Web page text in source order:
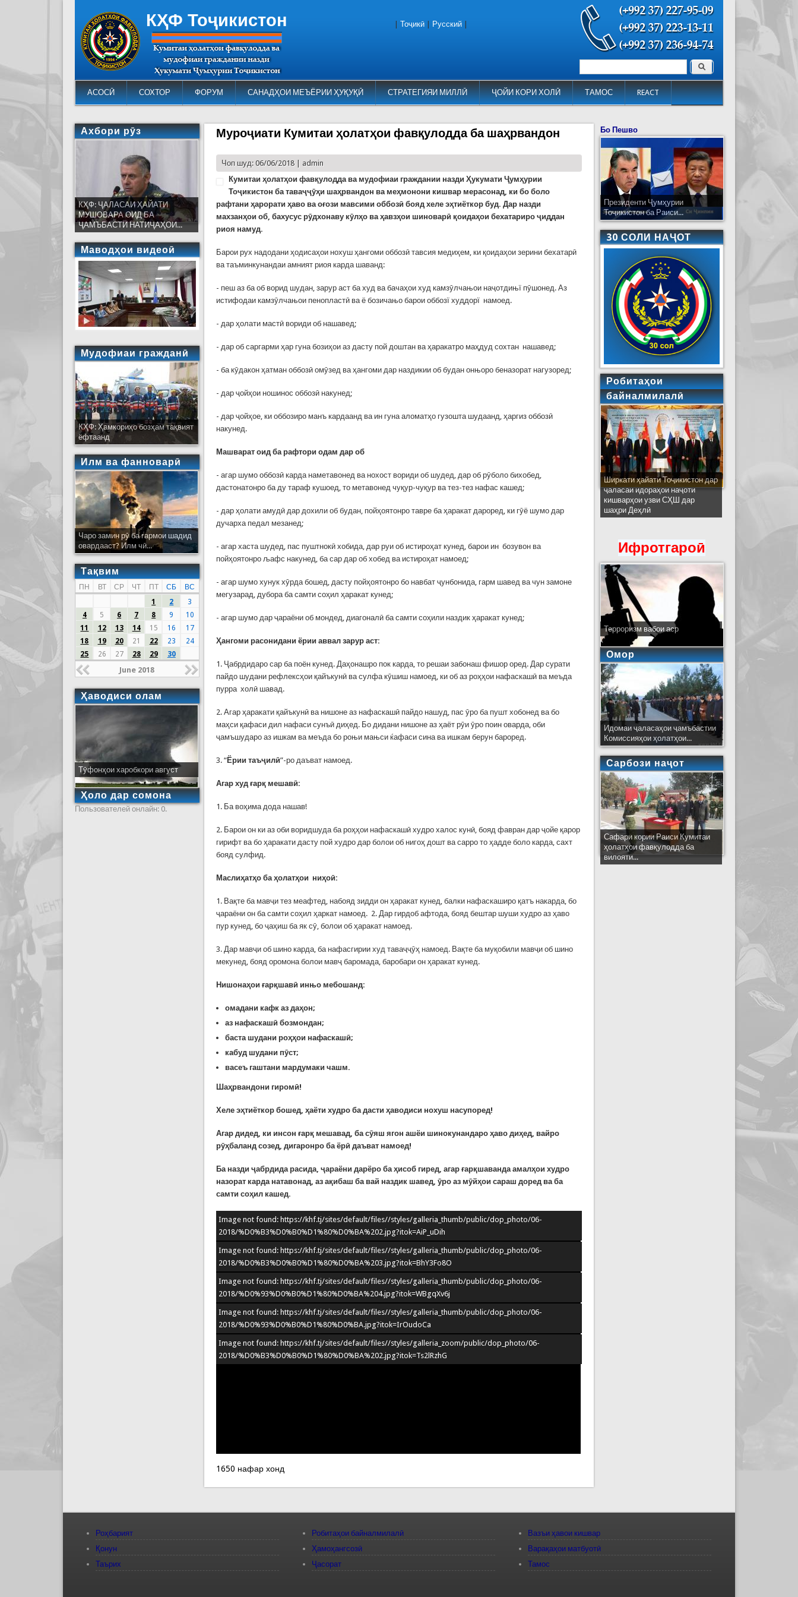
КҲФ Тоҷикистон
АСОСӢ СОХТОР ФОРУМ САНАДҲОИ МЕЪЁРИИ ҲУҚУҚӢ СТРАТЕГИЯИ МИЛЛӢ ҶОЙИ КОРИ ХОЛӢ ТАМОС REACT
Форма поиска Поиск
Тоҷикӣ Русский
Муроҷиати Кумитаи ҳолатҳои фавқулодда ба шаҳрвандон
Чоп шуд: 06/06/2018 | admin
Кумитаи ҳолатҳои фавқулодда ва мудофиаи граждании назди Ҳукумати Ҷумҳурии
Тоҷикистон ба таваҷҷӯҳи шаҳрвандон ва меҳмонони кишвар мерасонад, ки бо боло
рафтани ҳарорати ҳаво ва оғози мавсими оббозӣ бояд хеле эҳтиёткор буд. Дар назди
махзанҳои об, бахусус рӯдхонаву кӯлҳо ва ҳавзҳои шиноварӣ қоидаҳои бехатариро ҷиддан
риоя намуд.
Барои рух надодани ҳодисаҳои нохуш ҳангоми оббозӣ тавсия медиҳем, ки қоидаҳои зерини бехатарӣ
ва таъминкунандаи амният риоя карда шаванд:
- пеш аз ба об ворид шудан, зарур аст ба худ ва бачаҳои худ камзӯлчањои наҷотдињї пӯшонед. Аз
истифодаи камзӯлчањои пенопластӣ ва ё бозичањо барои оббозї худдорї намоед.
- дар ҳолати мастӣ вориди об нашавед;
- дар об саргарми ҳар гуна бозиҳои аз дасту пой доштан ва ҳаракатро маҳдуд сохтан нашавед;
- ба кӯдакон ҳатман оббозӣ омӯзед ва ҳангоми дар наздикии об будан онњоро беназорат нагузоред;
- дар ҷойҳои ношинос оббозӣ накунед;
- дар ҷойҳое, ки оббозиро манъ кардаанд ва ин гуна аломатҳо гузошта шудаанд, ҳаргиз оббозӣ
накунед.
Машварат оид ба рафтори одам дар об
- агар шумо оббозӣ карда наметавонед ва нохост вориди об шудед, дар об рӯболо бихобед,
дастонатонро ба ду тараф кушоед, то метавонед чуқур-чуқур ва тез-тез нафас кашед;
- дар ҳолати амудӣ дар дохили об будан, пойҳоятонро тавре ба ҳаракат дароред, ки гӯё шумо дар
дучарха педал мезанед;
- агар хаста шудед, пас пуштнокӣ хобида, дар руи об истироҳат кунед, барои ин бозувон ва
пойҳоятонро љафс накунед, ба сар дар об хобед ва истироҳат намоед;
- агар шумо хунук хӯрда бошед, дасту пойҳоятонро бо навбат ҷунбонида, гарм шавед ва чун замоне
мегузарад, дубора ба самти соҳил ҳаракат кунед;
- агар шумо дар ҷараёни об мондед, диагоналӣ ба самти соҳили наздик ҳаракат кунед;
Ҳангоми расонидани ёрии аввал зарур аст:
1. Ҷабрдидаро сар ба поён кунед. Даҳонашро пок карда, то решаи забонаш фишор оред. Дар сурати
пайдо шудани рефлексҳои қайъкунӣ ва сулфа кӯшиш намоед, ки об аз роҳҳои нафаскашӣ ва меъда
пурра холӣ шавад.
2. Агар ҳаракати қайъкунӣ ва нишоне аз нафаскашӣ пайдо нашуд, пас ӯро ба пушт хобонед ва бо
маҳси қафаси дил нафаси сунъӣ диҳед. Бо дидани нишоне аз ҳаёт рӯи ӯро поин оварда, оби
ҷамъшударо аз ишкам ва меъда бо роњи мањси ќафаси сина ва ишкам берун бароред.
3. “Ёрии таъҷилӣ”-ро даъват намоед.
Агар худ ғарқ мешавӣ:
1. Ба воҳима дода нашав!
2. Барои он ки аз оби воридшуда ба роҳҳои нафаскашӣ худро халос кунӣ, бояд фавран дар ҷойе қарор
гирифт ва бо ҳаракати дасту пой худро дар болои об нигоҳ дошт ва сарро то ҳадде боло карда, сахт
бояд сулфид.
Маслиҳатҳо ба ҳолатҳои ниҳоӣ:
1. Вақте ба мавҷи тез меафтед, набояд зидди он ҳаракат кунед, балки нафаскаширо қатъ накарда, бо
ҷараёни он ба самти соҳил ҳаркат намоед. 2. Дар гирдоб афтода, бояд бештар шуши худро аз ҳаво
пур кунед, бо ҷаҳиш ба як сӯ, болои об ҳаракат намоед.
3. Дар мавҷи об шино карда, ба нафасгирии худ таваҷҷӯҳ намоед. Вақте ба муқобили мавҷи об шино
мекунед, бояд оромона болои мавҷ баромада, баробари он ҳаракат кунед.
Нишонаҳои ғарқшавӣ инњо мебошанд:
омадани кафк аз даҳон;
аз нафаскашӣ бозмондан;
баста шудани роҳҳои нафаскашӣ;
кабуд шудани пӯст;
васеъ гаштани мардумаки чашм.
Шаҳрвандони гиромӣ!
Хеле эҳтиёткор бошед, ҳаёти худро ба дасти ҳаводиси нохуш насупоред!
Агар дидед, ки инсон ғарқ мешавад, ба сӯяш ягон ашёи шинокунандаро ҳаво диҳед, вайро
рӯҳбаланд созед, дигаронро ба ёрӣ даъват намоед!
Ба назди ҷабрдида расида, ҷараёни дарёро ба ҳисоб гиред, агар ғарқшаванда амалҳои худро
назорат карда натавонад, аз ақибаш ба вай наздик шавед, ӯро аз мӯйҳои сараш доред ва ба
самти соҳил кашед.
Image not found: https://khf.tj/sites/default/files//styles/galleria_thumb/public/dop_photo/06-
2018/%D0%B3%D0%B0%D1%80%D0%BA%202.jpg?itok=AiP_uDih
Image not found: https://khf.tj/sites/default/files//styles/galleria_thumb/public/dop_photo/06-
2018/%D0%B3%D0%B0%D1%80%D0%BA%203.jpg?itok=BhY3Fo8O
Image not found: https://khf.tj/sites/default/files//styles/galleria_thumb/public/dop_photo/06-
2018/%D0%93%D0%B0%D1%80%D0%BA%204.jpg?itok=WBgqXv6j
Image not found: https://khf.tj/sites/default/files//styles/galleria_thumb/public/dop_photo/06-
2018/%D0%93%D0%B0%D1%80%D0%BA.jpg?itok=IrOudoCa
Image not found: https://khf.tj/sites/default/files//styles/galleria_zoom/public/dop_photo/06-
2018/%D0%B3%D0%B0%D1%80%D0%BA%202.jpg?itok=Ts2lRzhG
1650 нафар хонд
Ахбори рӯз
КҲФ: ҶАЛАСАИ ҲАЙАТИ
МУШОВАРА ОИД БА
ҶАМЪБАСТИ НАТИҶАҲОИ...
Маводҳои видеоӣ
Мудофиаи гражданӣ
КҲФ: Ҳамкориҳо бозҳам тақвият
ёфтаанд
Илм ва фанноварӣ
Чаро замин рӯ ба гармои шадид
овардааст? Илм чӣ...
Тақвим
ПН ВТ СР ЧТ ПТ СБ
ВС
1
2
3
4
5 6 7 8 9
10
11
12 13 14 15 16
17
18
19 20 21 22 23
24
25
26 27 28 29 30
June 2018
Ҳаводиси олам
Тӯфонҳои харобкори август
Ҳоло дар сомона
Пользователей онлайн: 0.
Бо Пешво
Президенти Ҷумҳурии
Тоҷикистон ба Раиси...
30 СОЛИ НАҶОТ
Робитаҳои
байналмилалӣ
Ширкати ҳайати Тоҷикистон дар
ҷаласаи идораҳои наҷоти
кишварҳои узви СҲШ дар
шаҳри Деҳлӣ
Ифротгароӣ
Терроризм вабои аср
Омор
Идомаи ҷаласаҳои ҷамъбастии
Комиссияҳои ҳолатҳои...
Сарбози наҷот
Сафари кории Раиси Кумитаи
ҳолатҳои фавқулодда ба
вилояти...
Роҳбарият
Қонун
Таърих
Робитаҳои байналмилалӣ
Ҳамоҳангсозӣ
Ҷасорат
Вазъи ҳавои кишвар
Варақаҳои матбуотӣ
Тамос